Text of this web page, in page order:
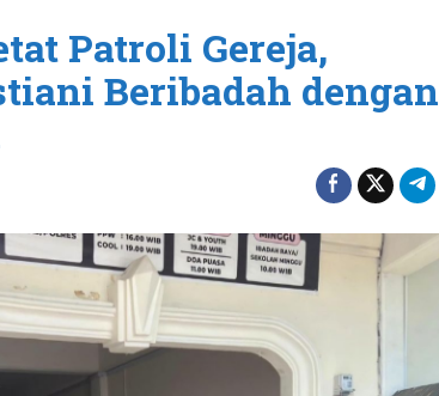
Patroli Gereja,
Beribadah dengan